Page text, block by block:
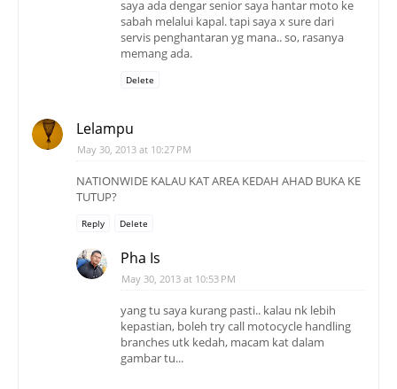
saya ada dengar senior saya hantar moto ke
sabah melalui kapal. tapi saya x sure dari
servis penghantaran yg mana.. so, rasanya
memang ada.
Delete
Lelampu
May 30, 2013 at 10:27 PM
NATIONWIDE KALAU KAT AREA KEDAH AHAD BUKA KE
TUTUP?
Reply Delete
Pha Is
May 30, 2013 at 10:53 PM
yang tu saya kurang pasti.. kalau nk lebih
kepastian, boleh try call motocycle handling
branches utk kedah, macam kat dalam
gambar tu...